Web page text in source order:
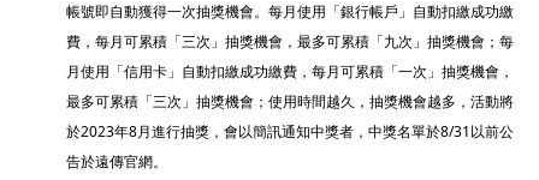
帳號即自動獲得一次抽獎機會。每月使用「銀行帳戶」自動扣繳成功繳
費，每月可累積「三次」抽獎機會，最多可累積「九次」抽獎機會；每
月使用「信用卡」自動扣繳成功繳費，每月可累積「一次」抽獎機會，
最多可累積「三次」抽獎機會；使用時間越久，抽獎機會越多 ， 活動將
於2023年8月進行抽獎，會以簡訊通知中獎者， 中獎名單於8/31以前公
告於遠傳官網。